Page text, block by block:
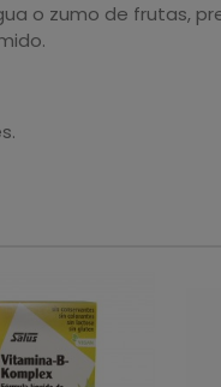
o zumo de frutas,